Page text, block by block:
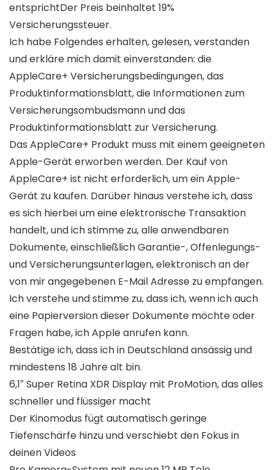
entsprichtDer Preis beinhaltet 19%
Versicherungssteuer.
Ich habe Folgendes erhalten, gelesen, verstanden
und erkläre mich damit einverstanden: die
AppleCare+ Versicherungsbedingungen, das
Produktinformationsblatt, die Informationen zum
Versicherungsombudsmann und das
Produktinformationsblatt zur Versicherung.
Das AppleCare+ Produkt muss mit einem geeigneten
Apple-Gerät erworben werden. Der Kauf von
AppleCare+ ist nicht erforderlich, um ein Apple-
Gerät zu kaufen. Darüber hinaus verstehe ich, dass
es sich hierbei um eine elektronische Transaktion
handelt, und ich stimme zu, alle anwendbaren
Dokumente, einschließlich Garantie-, Offenlegungs-
und Versicherungsunterlagen, elektronisch an der
von mir angegebenen E-Mail Adresse zu empfangen.
Ich verstehe und stimme zu, dass ich, wenn ich auch
eine Papierversion dieser Dokumente möchte oder
Fragen habe, ich Apple anrufen kann.
Bestätige ich, dass ich in Deutschland ansässig und
mindestens 18 Jahre alt bin.
6,1″ Super Retina XDR Display mit ProMotion, das alles
schneller und flüssiger macht
Der Kinomodus fügt automatisch geringe
Tiefenschärfe hinzu und verschiebt den Fokus in
deinen Videos